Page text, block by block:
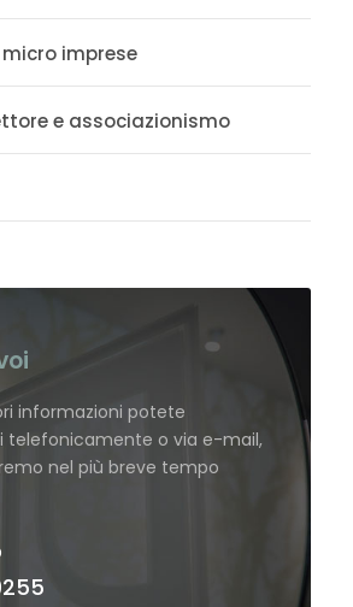
imprese
e associazionismo
informazioni potete
o via e-mail,
nel più breve tempo